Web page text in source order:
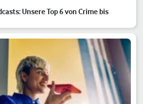
Unsere Top 6 von Crime bis